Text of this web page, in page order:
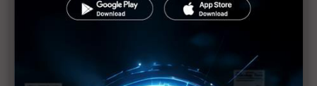
保時捷Cayenne S Electric亮相 導入SiC與油冷技術
打造純電性能
成本與技術雙重失速 歐洲電池自主戰略面臨瓦解危